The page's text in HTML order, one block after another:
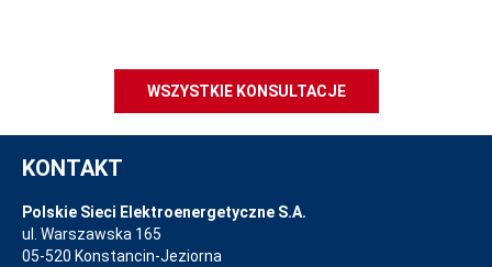
WSZYSTKIE KONSULTACJE
KONTAKT
Polskie Sieci Elektroenergetyczne S.A.
ul. Warszawska 165
05-520 Konstancin-Jeziorna